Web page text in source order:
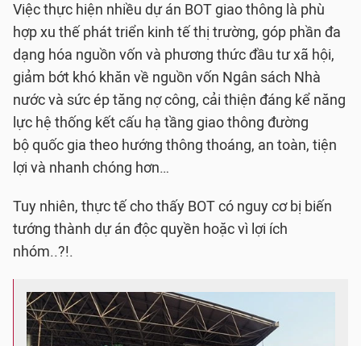
Việc thực hiện nhiều dự án BOT giao thông là phù
hợp xu thế phát triển kinh tế thị trường, góp phần đa
dạng hóa nguồn vốn và phương thức đầu tư xã hội,
giảm bớt khó khăn về nguồn vốn Ngân sách Nhà
nước và sức ép tăng nợ công, cải thiện đáng kể năng
lực hệ thống kết cấu hạ tầng giao thông đường
bộ quốc gia theo hướng thông thoáng, an toàn, tiện
lợi và nhanh chóng hơn…
Tuy nhiên, thực tế cho thấy BOT có nguy cơ bị biến
tướng thành dự án độc quyền hoặc vì lợi ích
nhóm..?!.